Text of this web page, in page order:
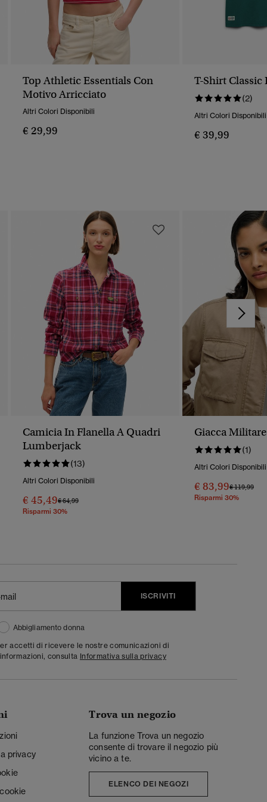
Top Athletic Essentials Con
Motivo Arricciato
Altri Colori Disponibili
€ 29,99
T-Shirt Classic
(2)
Altri Colori Disponibili
€ 39,99
Camicia In Flanella A Quadri
Lumberjack
(13)
Altri Colori Disponibili
€ 45,49Prezzo Ridotto Da
€ 64,99A
Risparmi 30%
Giacca
(1)
Altri Colori Disponibili
€ 83,99Prezzo
€ 119,99A
Risparmi 30%
ISCRIVITI
Abbigliamento donna
accetti di ricevere le nostre comunicazioni di
consulta Informativa sulla privacy
privacy
Trova un negozio
La funzione Trova un negozio
consente di trovare il negozio più
vicino a te.
ELENCO DEI NEGOZI